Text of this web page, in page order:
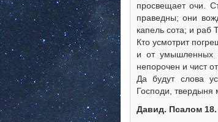
просвещает очи.
праведны; они
капель сота; и раб
Кто усмотрит
и от умышленных
непорочен и чист
Да будут слова
Господи, твердыня
Давид. Псалом 18.